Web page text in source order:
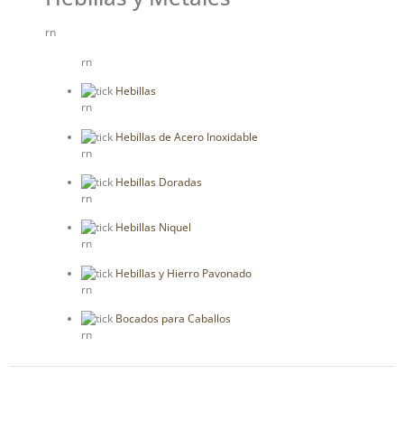
rn
rn
Hebillas
rn
Hebillas de Acero Inoxidable
rn
Hebillas Doradas
rn
Hebillas Niquel
rn
Hebillas y Hierro Pavonado
rn
Bocados para Caballos
rn